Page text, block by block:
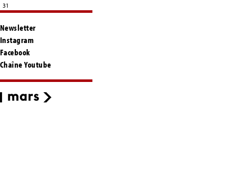
31
Newsletter
Instagram
Facebook
Chaîne Youtube